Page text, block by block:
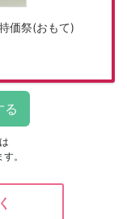
価祭(おもて)
。